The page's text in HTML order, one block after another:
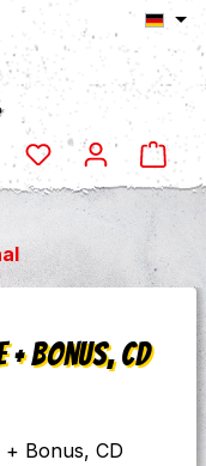
Bonus, CD